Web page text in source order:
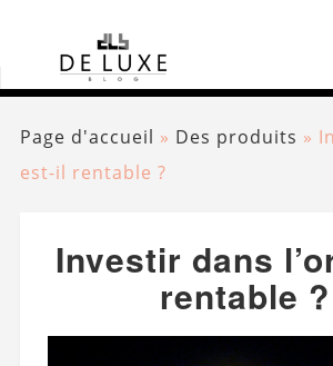
Page d'accueil » Des produits »
est-il rentable ?
Investir dans
rentable ?